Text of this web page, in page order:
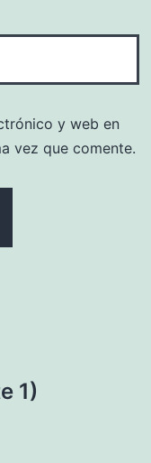
y web en
vez que comente.
1)